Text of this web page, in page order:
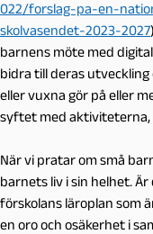
022/forslag-pa-en-
skolvasendet-2023-2027
barnens möte med
bidra till deras utveckling
eller vuxna gör på eller
syftet med aktiviteterna,
När vi pratar om små
barnets liv i sin helhet.
förskolans läroplan som
en oro och osäkerhet i